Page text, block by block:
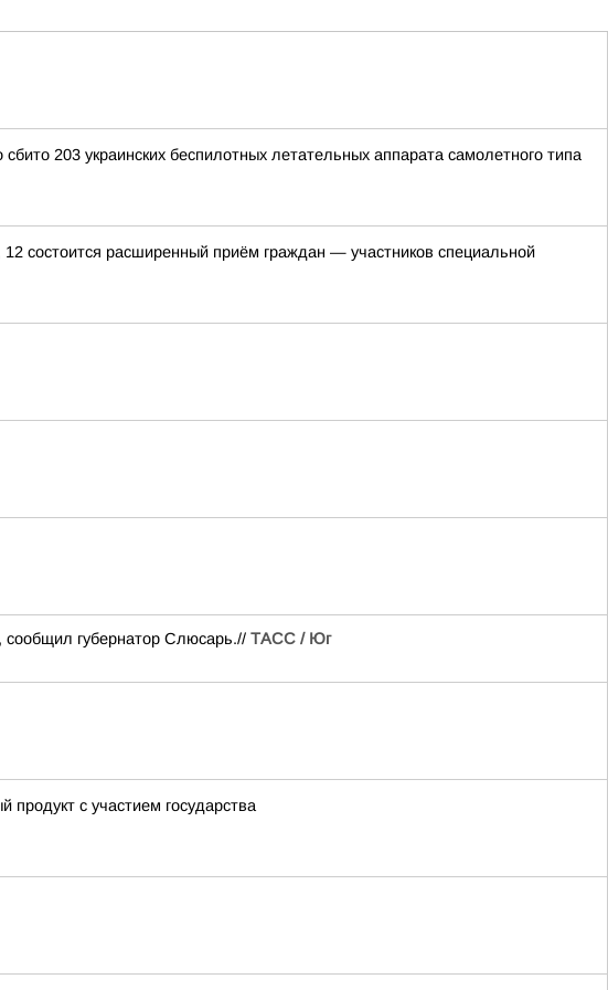
203 украинских беспилотных летательных аппарата самолетного типа
состоится расширенный приём граждан — участников специальной
губернатор Слюсарь.// ТАСС / Юг
с участием государства